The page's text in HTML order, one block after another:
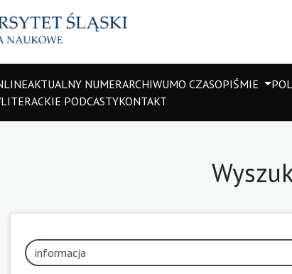
AKTUALNY NUMERARCHIWUMO CZASOPIŚMIE
LITERACKIE PODCASTYKONTAKT